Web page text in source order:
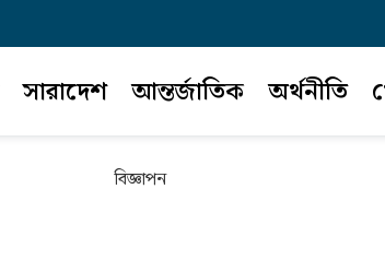
সারাদেশ আন্তর্জাতিক অর্থনীতি
বিজ্ঞাপন